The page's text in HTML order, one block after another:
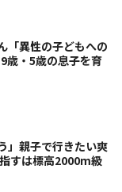
「異性の子どもへの
歳・5歳の息子を育
」親子で行きたい爽
すは標高2000m級